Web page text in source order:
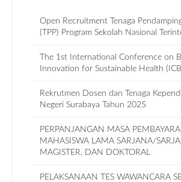
Open Recruitment Tenaga
(TPP) Program Sekolah Nasional
The 1st International Conference on
Innovation for Sustainable Health
Rekrutmen Dosen dan Tenaga
Negeri Surabaya Tahun 2025
PERPANJANGAN MASA
MAHASISWA LAMA SARJANA/
MAGISTER, DAN DOKTORAL
PELAKSANAAN TES WAWANCARA